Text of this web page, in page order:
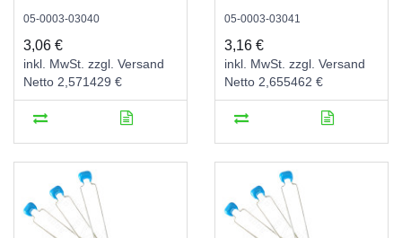
05-0003-03040
3,06 €
inkl. MwSt. zzgl. Versand
Netto 2,571429 €
05-0003-03041
3,16 €
inkl. MwSt. zzgl. Versand
Netto 2,655462 €